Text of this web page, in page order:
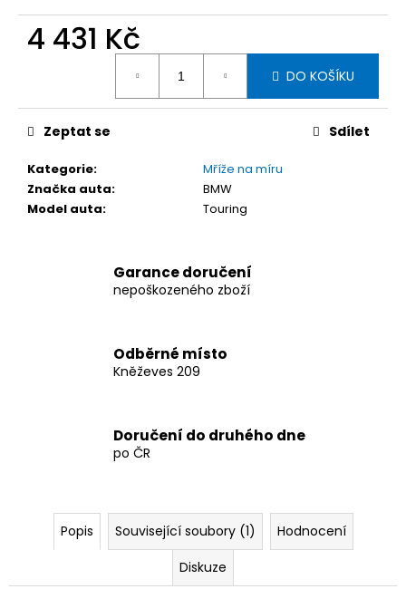
4 431 Kč
DO KOŠÍKU
Kategorie:
Mříže na míru
Značka auta:
BMW
Model auta: Touring
Zeptat se Sdílet
Garance doručení
nepoškozeného zboží
Odběrné místo
Kněževes 209
Doručení do druhého dne
po ČR
Popis Související soubory (1)
Hodnocení
Diskuze
DEKA
DO
AUTA
X
140
CM
658
Kč